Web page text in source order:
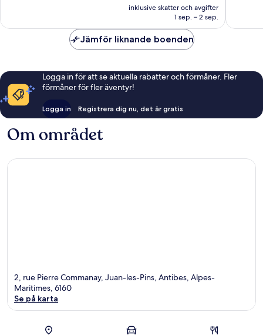
1 789 kr
inklusive skatter och avgifter
1 sep. – 2 sep.
Jämför liknande boenden
Logga in för att se aktuella rabatter och förmåner. Fler
förmåner för fler äventyr!
Logga in Registrera dig nu, det är gratis
Om området
2, rue Pierre Commanay, Juan-les-Pins, Antibes, Alpes-
Maritimes, 6160
Se på karta